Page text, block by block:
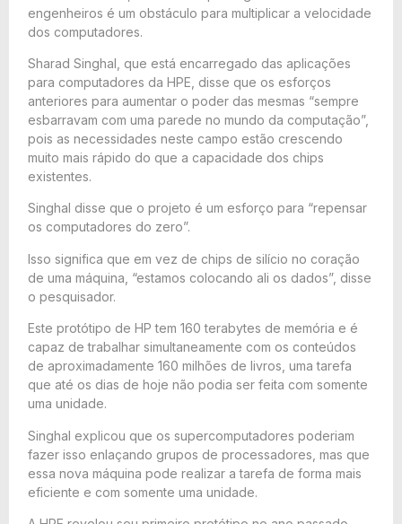
engenheiros é um obstáculo para multiplicar a velocidade
dos computadores.
Sharad Singhal, que está encarregado das aplicações
para computadores da HPE, disse que os esforços
anteriores para aumentar o poder das mesmas “sempre
esbarravam com uma parede no mundo da computação”,
pois as necessidades neste campo estão crescendo
muito mais rápido do que a capacidade dos chips
existentes.
Singhal disse que o projeto é um esforço para “repensar
os computadores do zero”.
Isso significa que em vez de chips de silício no coração
de uma máquina, “estamos colocando ali os dados”, disse
o pesquisador.
Este protótipo de HP tem 160 terabytes de memória e é
capaz de trabalhar simultaneamente com os conteúdos
de aproximadamente 160 milhões de livros, uma tarefa
que até os dias de hoje não podia ser feita com somente
uma unidade.
Singhal explicou que os supercomputadores poderiam
fazer isso enlaçando grupos de processadores, mas que
essa nova máquina pode realizar a tarefa de forma mais
eficiente e com somente uma unidade.